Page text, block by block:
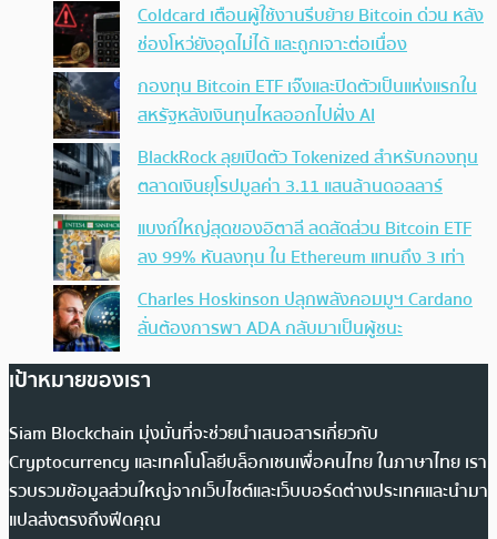
Coldcard เตือนผู้ใช้งานรีบย้าย Bitcoin ด่วน หลัง
ช่องโหว่ยังอุดไม่ได้ และถูกเจาะต่อเนื่อง
กองทุน Bitcoin ETF เจ๊งและปิดตัวเป็นแห่งแรกใน
สหรัฐหลังเงินทุนไหลออกไปฝั่ง AI
BlackRock ลุยเปิดตัว Tokenized สำหรับกองทุน
ตลาดเงินยุโรปมูลค่า 3.11 แสนล้านดอลลาร์
แบงก์ใหญ่สุดของอิตาลี ลดสัดส่วน Bitcoin ETF
ลง 99% หันลงทุน ใน Ethereum แทนถึง 3 เท่า
Charles Hoskinson ปลุกพลังคอมมูฯ Cardano
ลั่นต้องการพา ADA กลับมาเป็นผู้ชนะ
เป้าหมายของเรา
Siam Blockchain มุ่งมั่นที่จะช่วยนำเสนอสารเกี่ยวกับ
Cryptocurrency และเทคโนโลยีบล็อกเชนเพื่อคนไทย ในภาษาไทย เรา
รวบรวมข้อมูลส่วนใหญ่จากเว็บไซต์และเว็บบอร์ดต่างประเทศและนำมา
แปลส่งตรงถึงฟีดคุณ